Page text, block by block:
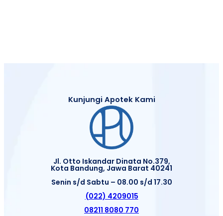
Kunjungi Apotek Kami
Jl. Otto Iskandar Dinata No.379,
Kota Bandung, Jawa Barat 40241
Senin s/d Sabtu – 08.00 s/d 17.30
(022) 4209015
08211 8080 770